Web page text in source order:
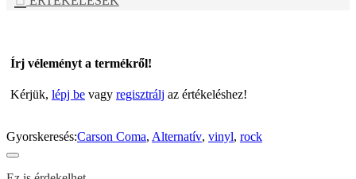
Írj véleményt a termékről!
Kérjük, lépj be vagy regisztrálj az értékeléshez!
Gyorskeresés:Carson Coma, Alternatív, vinyl, rock